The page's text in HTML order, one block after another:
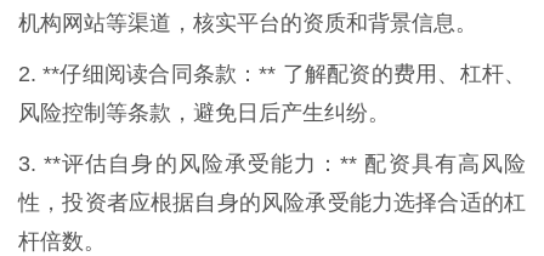
机构网站等渠道，核实平台的资质和背景信息。
2. **仔细阅读合同条款：** 了解配资的费用、杠杆、
风险控制等条款，避免日后产生纠纷。
3. **评估自身的风险承受能力：** 配资具有高风险
性，投资者应根据自身的风险承受能力选择合适的杠
杆倍数。